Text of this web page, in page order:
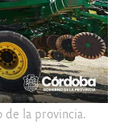
la provincia.